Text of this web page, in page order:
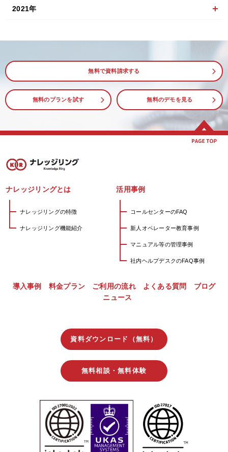
2021年
無料で資料請求する
無料のプランを試す 無料のデモを見る
ナレッジリングとは
ナレッジリングの特徴
ナレッジリング機能紹介
活用事例
コールセンターのFAQ
新人オペレーター教育事例
マニュアル等の管理事例
社内ヘルプデスクのFAQ事例
導入事例 料金プラン ご利用の流れ よくある質問
ブログ
ニュース
資料ダウンロード（無料）
無料相談・無料体験